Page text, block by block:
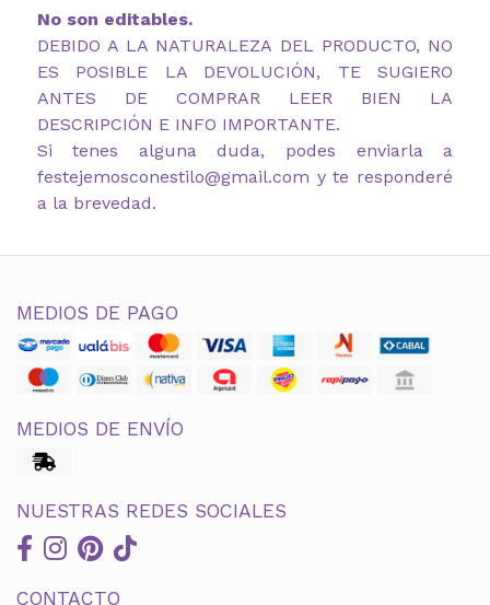
No son editables.
DEBIDO A LA NATURALEZA DEL PRODUCTO, NO
ES POSIBLE LA DEVOLUCIÓN, TE SUGIERO
ANTES DE COMPRAR LEER BIEN LA
DESCRIPCIÓN E INFO IMPORTANTE.
Si tenes alguna duda, podes enviarla a
festejemosconestilo@gmail.com y te responderé
a la brevedad.
MEDIOS DE PAGO
MEDIOS DE ENVÍO
NUESTRAS REDES SOCIALES
CONTACTO